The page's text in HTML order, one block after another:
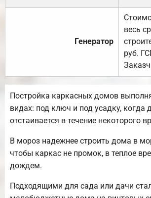
Генератор
весь
руб.
Постройка каркасных домов
видах: под ключ и под усадку, когда
отстаивается в течение некоторого
В мороз надежнее строить дома в
чтобы каркас не промок, в теплое
дождем.
Подходящими для сада или дачи